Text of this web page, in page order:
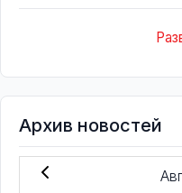
Архив новостей